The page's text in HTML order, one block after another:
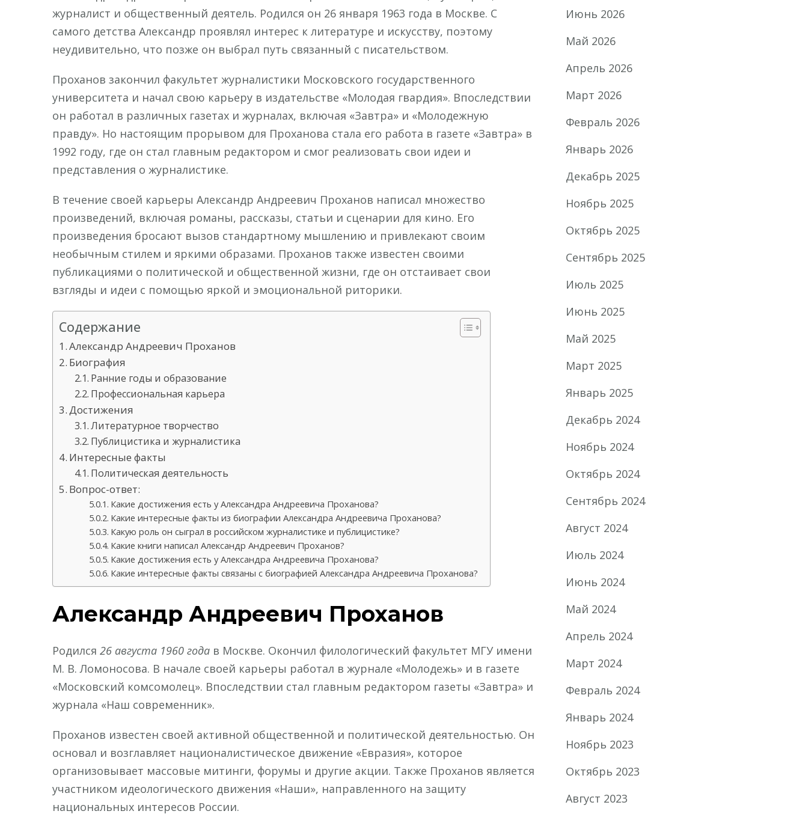
журналист и общественный деятель. Родился он 26 января 1963 года в Москве. С
самого детства Александр проявлял интерес к литературе и искусству, поэтому
неудивительно, что позже он выбрал путь связанный с писательством.
Проханов закончил факультет журналистики Московского государственного
университета и начал свою карьеру в издательстве «Молодая гвардия». Впоследствии
он работал в различных газетах и журналах, включая «Завтра» и «Молодежную
правду». Но настоящим прорывом для Проханова стала его работа в газете «Завтра» в
1992 году, где он стал главным редактором и смог реализовать свои идеи и
представления о журналистике.
В течение своей карьеры Александр Андреевич Проханов написал множество
произведений, включая романы, рассказы, статьи и сценарии для кино. Его
произведения бросают вызов стандартному мышлению и привлекают своим
необычным стилем и яркими образами. Проханов также известен своими
публикациями о политической и общественной жизни, где он отстаивает свои
взгляды и идеи с помощью яркой и эмоциональной риторики.
Содержание
Александр Андреевич Проханов
Биография
Ранние годы и образование
Профессиональная карьера
Достижения
Литературное творчество
Публицистика и журналистика
Интересные факты
Политическая деятельность
Вопрос-ответ:
Какие достижения есть у Александра Андреевича Проханова?
Какие интересные факты из биографии Александра Андреевича Проханова?
Какую роль он сыграл в российском журналистике и публицистике?
Какие книги написал Александр Андреевич Проханов?
Какие достижения есть у Александра Андреевича Проханова?
Какие интересные факты связаны с биографией Александра Андреевича Проханова?
Александр Андреевич Проханов
Родился 26 августа 1960 года в Москве. Окончил филологический факультет МГУ имени
М. В. Ломоносова. В начале своей карьеры работал в журнале «Молодежь» и в газете
«Московский комсомолец». Впоследствии стал главным редактором газеты «Завтра» и
журнала «Наш современник».
Проханов известен своей активной общественной и политической деятельностью. Он
основал и возглавляет националистическое движение «Евразия», которое
организовывает массовые митинги, форумы и другие акции. Также Проханов является
участником идеологического движения «Наши», направленного на защиту
национальных интересов России.
Июнь 2026
Май 2026
Апрель 2026
Март 2026
Февраль 2026
Январь 2026
Декабрь 2025
Ноябрь 2025
Октябрь 2025
Сентябрь 2025
Июль 2025
Июнь 2025
Май 2025
Март 2025
Январь 2025
Декабрь 2024
Ноябрь 2024
Октябрь 2024
Сентябрь 2024
Август 2024
Июль 2024
Июнь 2024
Май 2024
Апрель 2024
Март 2024
Февраль 2024
Январь 2024
Ноябрь 2023
Октябрь 2023
Август 2023